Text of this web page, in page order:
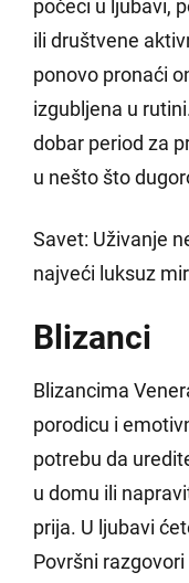
počeci u ljubavi,
ili društvene
ponovo pronaći
izgubljena u
dobar period za
u nešto što
Savet: Uživanje
najveći luksuz
Blizanci
Blizancima
porodicu i
potrebu da
u domu ili
prija. U ljubavi
Površni